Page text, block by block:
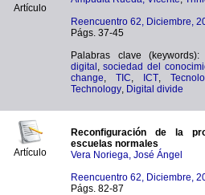
Artículo
Reencuentro 62, Diciembre,
Págs. 37-45
Palabras clave (keywords):
digital sociedad del
change
TIC ICT
Technology Digital divide
Artículo
Reconfiguración de la
escuelas normales
Vera Noriega, José Ángel
Reencuentro 62, Diciembre,
Págs. 82-87